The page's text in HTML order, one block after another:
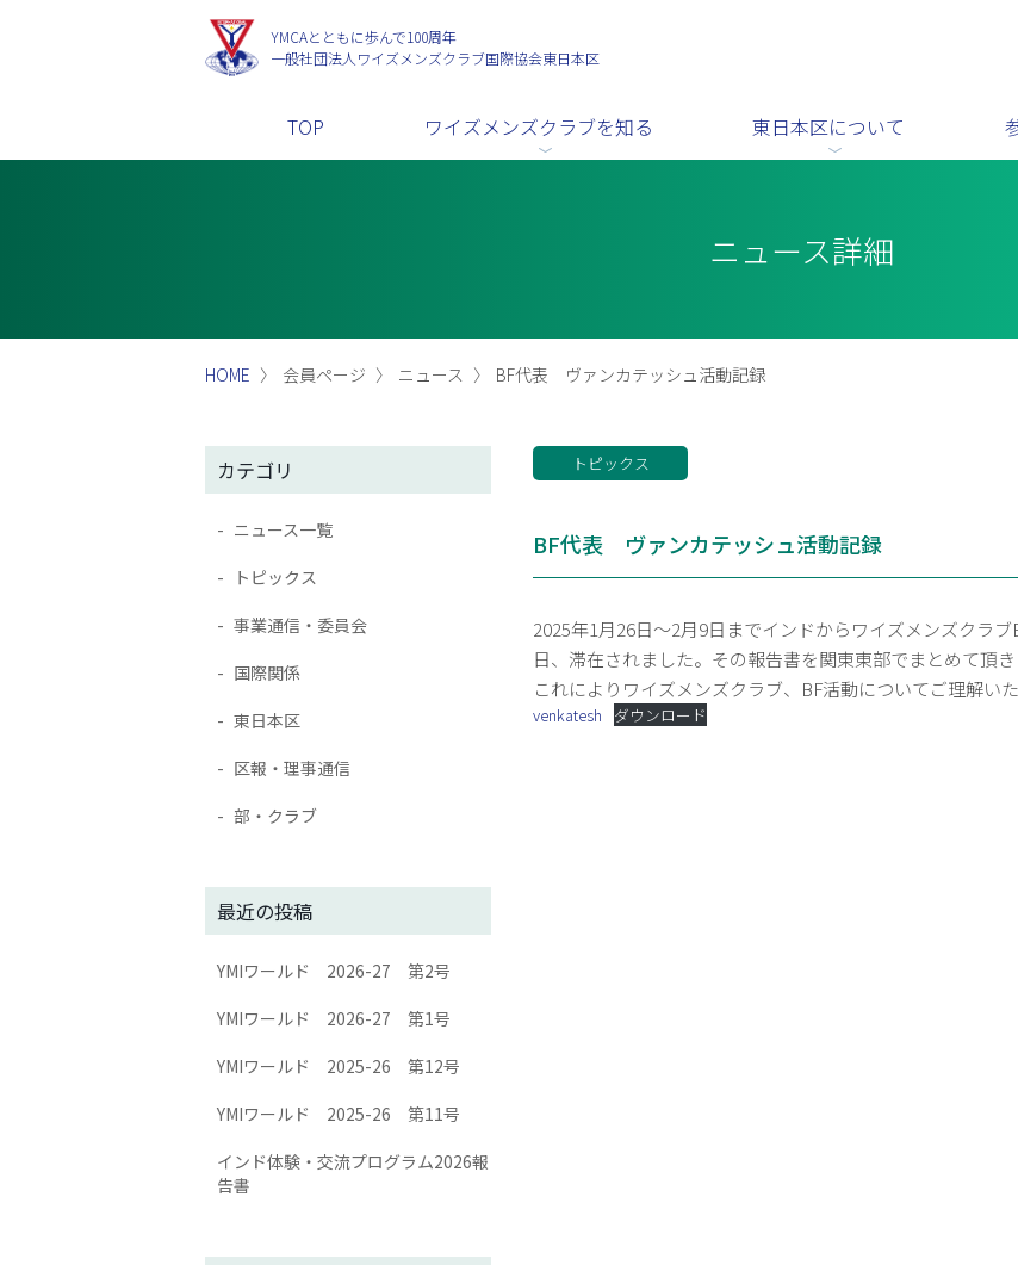
YMCAとともに歩んで100周年
一般社団法人 ワイズメンズクラブ国際協会東日本区
TOP ワイズメンズクラブを知る 東日本区について
ニュース詳細
HOME 会員ページ ニュース BF代表 ヴァンカテッシュ活動記録
トピックス
BF代表 ヴァンカテッシュ活動記録
2025年1月26日～2月9日までインドからワイズメンズクラ
日、滞在されました。その報告書を関東東部でまとめて頂
これによりワイズメンズクラブ、BF活動についてご理解い
venkatesh ダウンロード
カテゴリ
ニュース一覧
トピックス
事業通信・委員会
国際関係
東日本区
区報・理事通信
部・クラブ
最近の投稿
YMIワールド 2026-27 第2号
YMIワールド 2026-27 第1号
YMIワールド 2025-26 第12号
YMIワールド 2025-26 第11号
インド体験・交流プログラム2026報
告書